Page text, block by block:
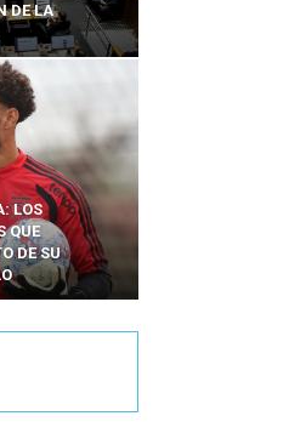
DE LA
LOS
QUE
DE SU